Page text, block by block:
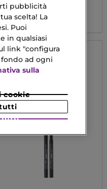
5,99 €
pubblicità
scelta! La
Puoi
in qualsiasi
link "configura
ad ogni
sulla
cookie
tutti